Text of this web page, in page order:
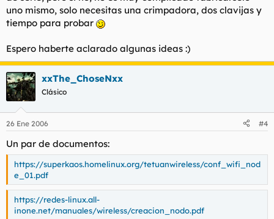
uno mismo, solo necesitas una crimpadora, dos clavijas y
tiempo para probar
Espero haberte aclarado algunas ideas :)
xxThe_ChoseNxx
Clásico
26 Ene 2006 #4
Un par de documentos:
https://superkaos.homelinux.org/tetuanwireless/conf_wifi_nod
e_01.pdf
https://redes-linux.all-
inone.net/manuales/wireless/creacion_nodo.pdf